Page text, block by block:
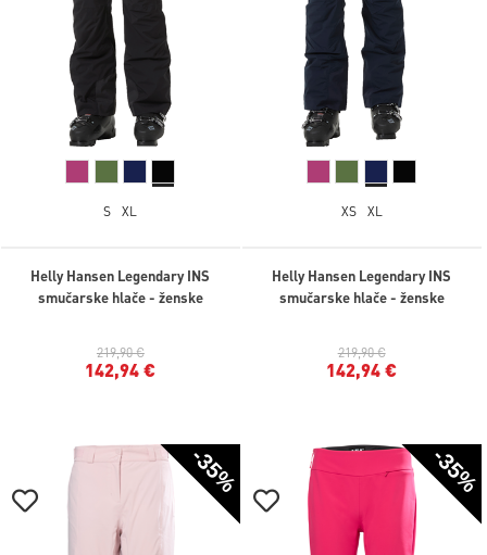
S XL
Helly Hansen Legendary INS
smučarske hlače - ženske
219,90 €
142,94 €
XS XL
Helly Hansen Legendary INS
smučarske hlače - ženske
219,90 €
142,94 €
-35% -35%